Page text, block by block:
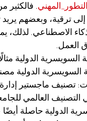
. فالكثير
ترقية، وبعضهم
الاصطناعي. لذلك،
العمل.
الدولية
السويسرية الدولية
الدولية حاصلة